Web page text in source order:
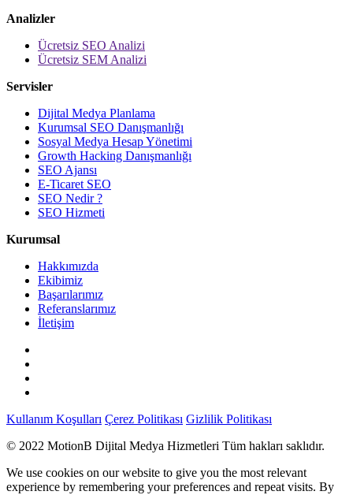
Analizler
Ücretsiz SEO Analizi
Ücretsiz SEM Analizi
Servisler
Dijital Medya Planlama
Kurumsal SEO Danışmanlığı
Sosyal Medya Hesap Yönetimi
Growth Hacking Danışmanlığı
SEO Ajansı
E-Ticaret SEO
SEO Nedir ?
SEO Hizmeti
Kurumsal
Hakkımızda
Ekibimiz
Başarılarımız
Referanslarımız
İletişim
Kullanım Koşulları Çerez Politikası Gizlilik Politikası
© 2022 MotionB Dijital Medya Hizmetleri Tüm hakları saklıdır.
We use cookies on our website to give you the most relevant
experience by remembering your preferences and repeat visits. By